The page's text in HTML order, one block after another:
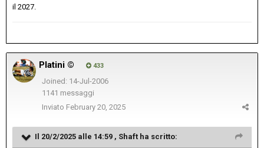
il 2027.
Platini © 433
Joined: 14-Jul-2006
1141 messaggi
Inviato February 20, 2025
Il 20/2/2025 alle 14:59 , Shaft ha scritto: